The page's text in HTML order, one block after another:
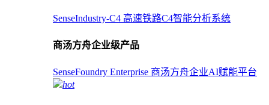
SenseIndustry-C4 高速铁路C4智能分析系统
商汤方舟企业级产品
SenseFoundry Enterprise 商汤方舟企业AI赋能平台
hot